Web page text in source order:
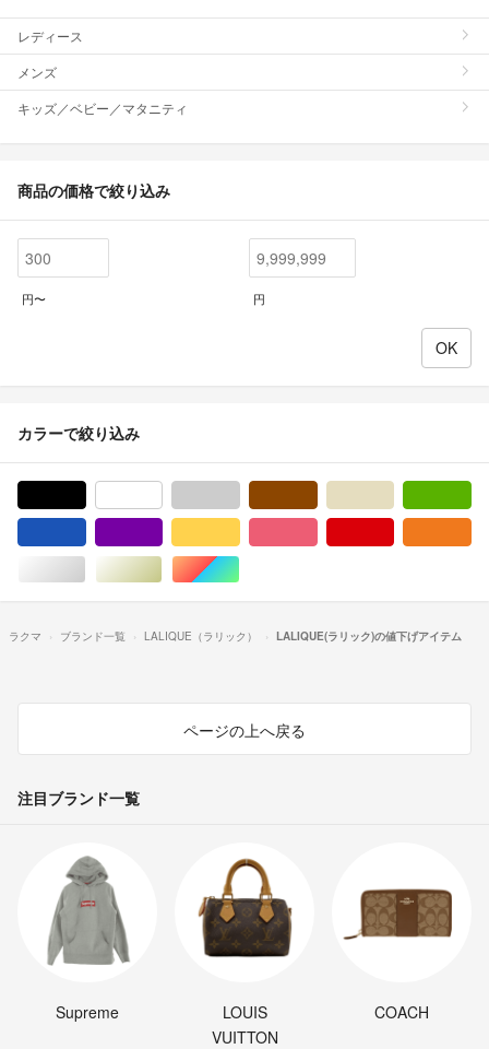
レディース
メンズ
キッズ／ベビー／マタニティ
商品の価格で絞り込み
円〜 円
カラーで絞り込み
シルバー/銀色系ゴールド/金色系マルチカラー
ラクマ ブランド一覧 LALIQUE（ラリック） LALIQUE(ラリック)の値下げアイテム
ページの上へ戻る
注目ブランド一覧
Supreme
LOUIS
VUITTON
COACH